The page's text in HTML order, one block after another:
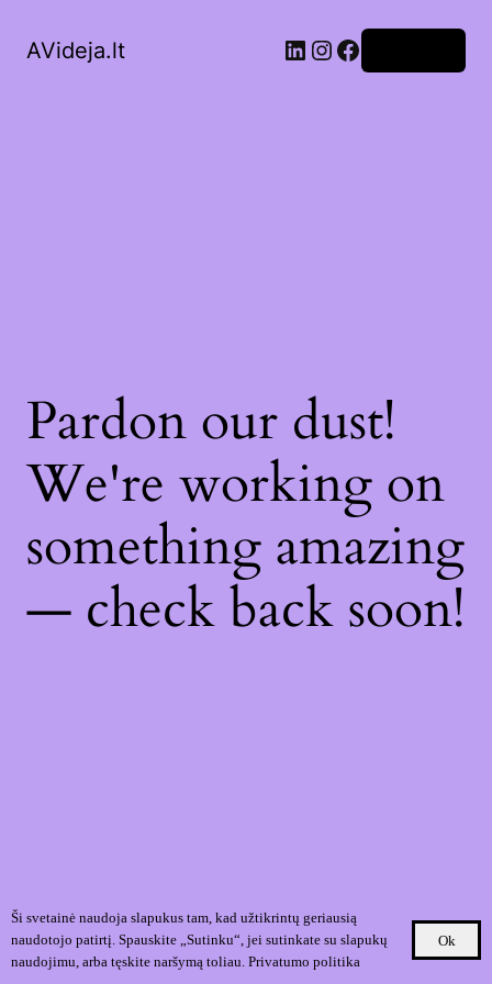
AVideja.lt LinkedIn
Instagram
Facebook
Pardon our dust!
We're working on
something amazing
— check back soon!
Ši svetainė naudoja slapukus tam, kad užtikrintų geriausią
naudotojo patirtį. Spauskite „Sutinku“, jei sutinkate su slapukų
naudojimu, arba tęskite naršymą toliau. Privatumo politika
Ok